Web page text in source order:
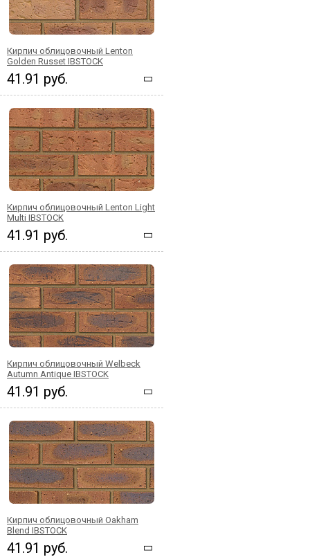
Кирпич облицовочный Lenton
Golden Russet IBSTOCK
41.91 руб.
Кирпич облицовочный Lenton Light
Multi IBSTOCK
41.91 руб.
Кирпич облицовочный Welbeck
Autumn Antique IBSTOCK
41.91 руб.
Кирпич облицовочный Oakham
Blend IBSTOCK
41.91 руб.